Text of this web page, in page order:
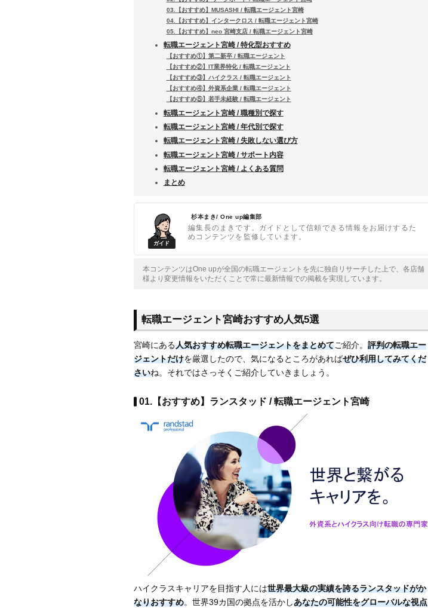
03.【おすすめ】MUSASHI / 転職エージェント宮崎
04.【おすすめ】インタークロス / 転職エージェント宮崎
05.【おすすめ】neo 宮崎支店 / 転職エージェント宮崎
転職エージェント宮崎 / 特化型おすすめ
【おすすめ①】第二新卒 / 転職エージェント
【おすすめ②】IT業界特化 / 転職エージェント
【おすすめ③】ハイクラス / 転職エージェント
【おすすめ④】外資系企業 / 転職エージェント
【おすすめ⑤】若手未経験 / 転職エージェント
転職エージェント宮崎 / 職種別で探す
転職エージェント宮崎 / 年代別で探す
転職エージェント宮崎 / 失敗しない選び方
転職エージェント宮崎 / サポート内容
転職エージェント宮崎 / よくある質問
まとめ
杉本まき/ One up編集部
編集長のまきです。ガイドとして信頼できる情報をお届けするた
めコンテンツを監修しています。
本コンテンツはOne upが全国の転職エージェントを先に独自リサーチした上で、各店舗
様より変更情報をいただくことで常に最新情報での掲載を実現しています。
転職エージェント宮崎おすすめ人気5選
宮崎にある人気おすすめ転職エージェントをまとめてご紹介。 評判の転職エー
ジェントだけを厳選したので、気になるところがあればぜひ利用してみてくだ
さいね。それではさっそくご紹介していきましょう。
01.【おすすめ】ランスタッド / 転職エージェント宮崎
ハイクラスキャリアを目指す人には世界最大級の実績を誇るランスタッドがか
なりおすすめ。世界39カ国の拠点を活かしあなたの可能性をグローバルな視点